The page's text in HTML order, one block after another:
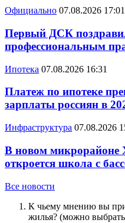
Официально 07.08.2026 17:01
Первый ДСК
профессиональным
Ипотека 07.08.2026 16:31
Платеж по ипотеке
зарплаты россиян в
Инфраструктура 07.08.2026
В новом микрорайоне
откроется школа с
Все новости
К чьему мнению вы
жилья? (можно